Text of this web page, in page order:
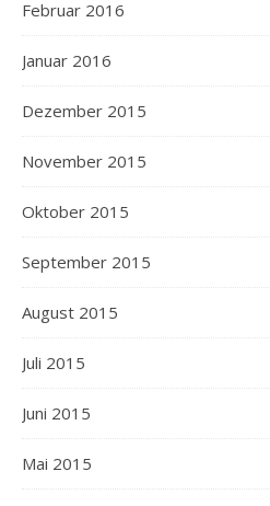
Februar 2016
Januar 2016
Dezember 2015
November 2015
Oktober 2015
September 2015
August 2015
Juli 2015
Juni 2015
Mai 2015